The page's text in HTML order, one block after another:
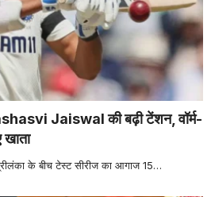
Jaiswal की बढ़ी टेंशन, वॉर्म-
के बीच टेस्ट सीरीज का आगाज 15…